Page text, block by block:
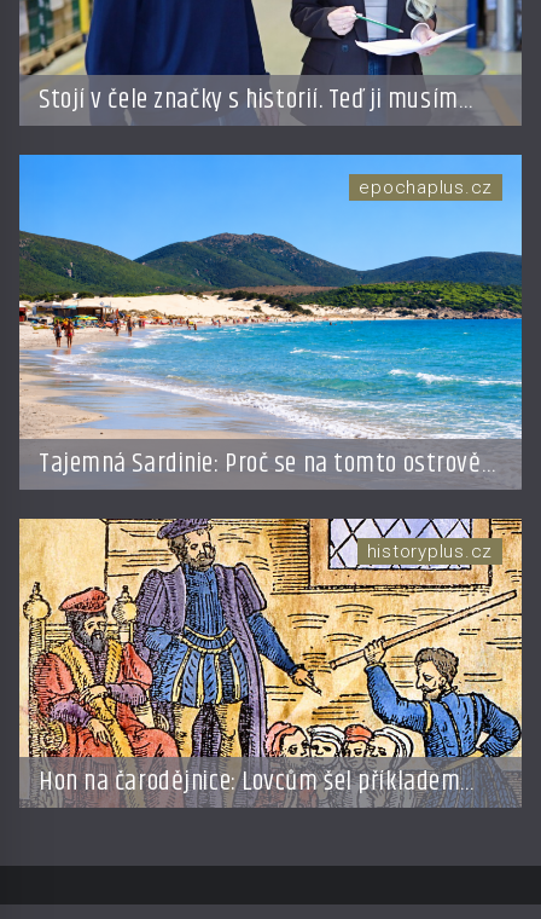
Stojí v čele značky s historií. Teď ji musím
připravit na dalších třicet let
Tajemná Sardinie: Proč se na tomto ostrově
nedoporučuje pytlovat „mořské brambory“?
epochaplus.cz
Hon na čarodějnice: Lovcům šel příkladem
sám král
historyplus.cz